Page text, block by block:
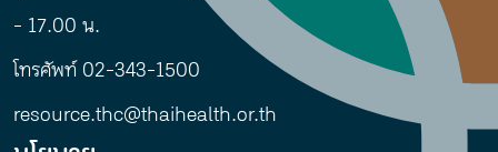
- 17.00 น.
โทรศัพท์ 02-343-1500
resource.thc@thaihealth.or.th